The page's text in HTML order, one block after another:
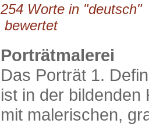
254 Worte in
bewertet
Porträtmalerei
Das Porträt 1.
ist in der
mit malerischen,